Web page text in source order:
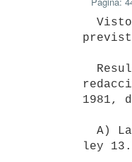
1981,
ley